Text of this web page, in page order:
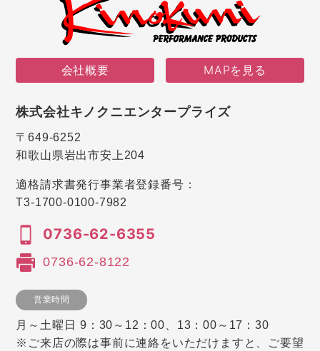
会社概要 MAPを見る
株式会社キノクニエンタープライズ
〒649-6252
和歌山県岩出市安上204
適格請求書発行事業者登録番号：
T3-1700-0100-7982
0736-62-6355
0736-62-8122
営業時間
月～土曜日 9：30～12：00、13：00～17：30
※ご来店の際は事前に連絡をいただけますと、ご要望